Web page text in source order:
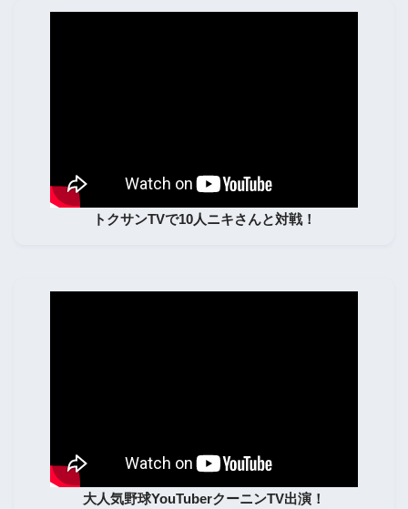
トクサンTVで10人ニキさんと対戦！
大人気野球YouTuberクーニンTV出演！